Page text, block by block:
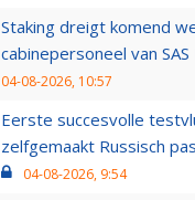
Staking dreigt komend
cabinepersoneel van
04-08-2026, 10:57
Eerste succesvolle
zelfgemaakt Russisch
04-08-2026, 9:54